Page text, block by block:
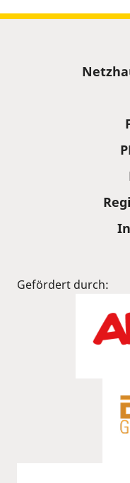
Gefördert durch: